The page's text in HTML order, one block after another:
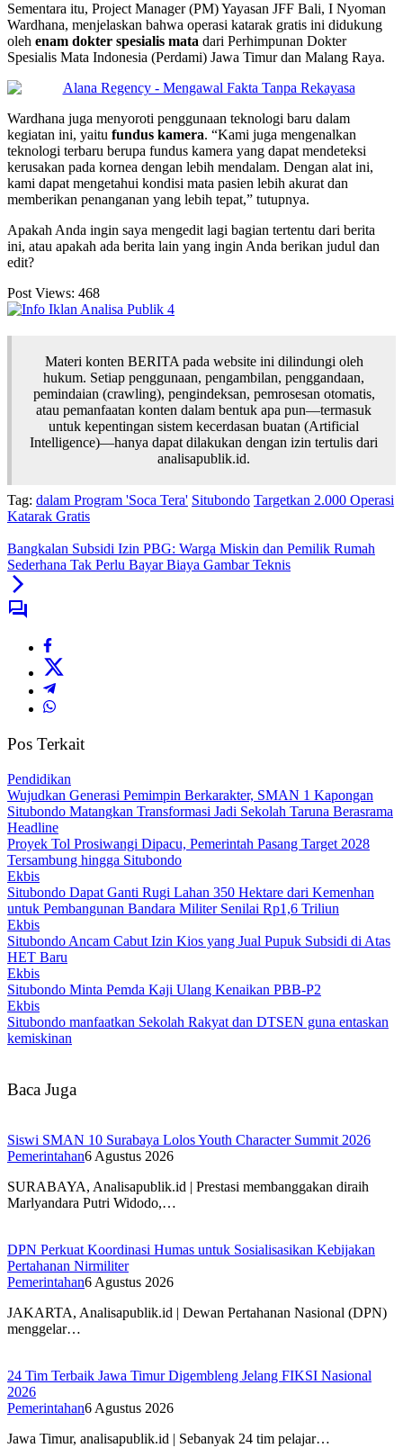
Sementara itu, Project Manager (PM) Yayasan JFF Bali, I Nyoman
Wardhana, menjelaskan bahwa operasi katarak gratis ini didukung
oleh enam dokter spesialis mata dari Perhimpunan Dokter
Spesialis Mata Indonesia (Perdami) Jawa Timur dan Malang Raya.
Wardhana juga menyoroti penggunaan teknologi baru dalam
kegiatan ini, yaitu fundus kamera. “Kami juga mengenalkan
teknologi terbaru berupa fundus kamera yang dapat mendeteksi
kerusakan pada kornea dengan lebih mendalam. Dengan alat ini,
kami dapat mengetahui kondisi mata pasien lebih akurat dan
memberikan penanganan yang lebih tepat,” tutupnya.
Apakah Anda ingin saya mengedit lagi bagian tertentu dari berita
ini, atau apakah ada berita lain yang ingin Anda berikan judul dan
edit?
Post Views: 468
Materi konten BERITA pada website ini dilindungi oleh
hukum. Setiap penggunaan, pengambilan, penggandaan,
pemindaian (crawling), pengindeksan, pemrosesan otomatis,
atau pemanfaatan konten dalam bentuk apa pun—termasuk
untuk kepentingan sistem kecerdasan buatan (Artificial
Intelligence)—hanya dapat dilakukan dengan izin tertulis dari
analisapublik.id.
Tag: dalam Program 'Soca Tera' Situbondo Targetkan 2.000 Operasi
Katarak Gratis
Bangkalan Subsidi Izin PBG: Warga Miskin dan Pemilik Rumah
Sederhana Tak Perlu Bayar Biaya Gambar Teknis
Pos Terkait
Pendidikan
Wujudkan Generasi Pemimpin Berkarakter, SMAN 1 Kapongan
Situbondo Matangkan Transformasi Jadi Sekolah Taruna Berasrama
Headline
Proyek Tol Prosiwangi Dipacu, Pemerintah Pasang Target 2028
Tersambung hingga Situbondo
Ekbis
Situbondo Dapat Ganti Rugi Lahan 350 Hektare dari Kemenhan
untuk Pembangunan Bandara Militer Senilai Rp1,6 Triliun
Ekbis
Situbondo Ancam Cabut Izin Kios yang Jual Pupuk Subsidi di Atas
HET Baru
Ekbis
Situbondo Minta Pemda Kaji Ulang Kenaikan PBB-P2
Ekbis
Situbondo manfaatkan Sekolah Rakyat dan DTSEN guna entaskan
kemiskinan
Baca Juga
Siswi SMAN 10 Surabaya Lolos Youth Character Summit 2026
Pemerintahan6 Agustus 2026
SURABAYA, Analisapublik.id | Prestasi membanggakan diraih
Marlyandara Putri Widodo,…
DPN Perkuat Koordinasi Humas untuk Sosialisasikan Kebijakan
Pertahanan Nirmiliter
Pemerintahan6 Agustus 2026
JAKARTA, Analisapublik.id | Dewan Pertahanan Nasional (DPN)
menggelar…
24 Tim Terbaik Jawa Timur Digembleng Jelang FIKSI Nasional
2026
Pemerintahan6 Agustus 2026
Jawa Timur, analisapublik.id | Sebanyak 24 tim pelajar…